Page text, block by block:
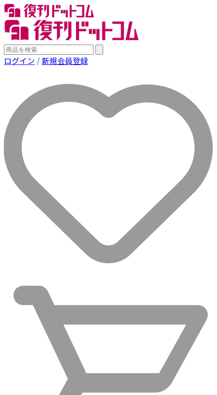
ログイン /新規会員登録